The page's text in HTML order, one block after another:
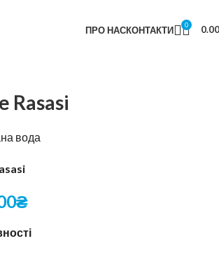
ПРО НАСКОНТАКТИ 0 0.00
Rasasi
вода
₴